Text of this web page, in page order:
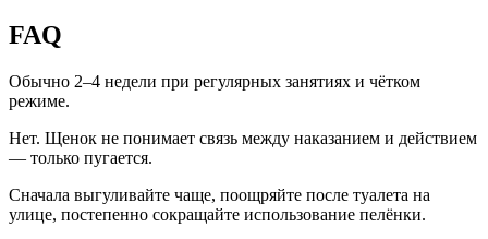
FAQ
Обычно 2–4 недели при регулярных занятиях и чётком
режиме.
Нет. Щенок не понимает связь между наказанием и действием
— только пугается.
Сначала выгуливайте чаще, поощряйте после туалета на
улице, постепенно сокращайте использование пелёнки.